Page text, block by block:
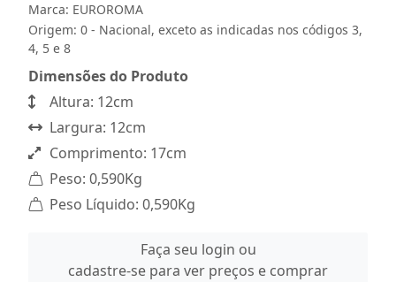
Marca: EUROROMA
Origem: 0 - Nacional, exceto as indicadas nos códigos 3,
4, 5 e 8
Dimensões do Produto
Altura: 12cm
Largura: 12cm
Comprimento: 17cm
Peso: 0,590Kg
Peso Líquido: 0,590Kg
Faça seu login ou
cadastre-se para ver preços e comprar